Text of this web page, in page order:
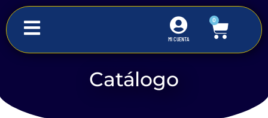
MI CUENTA
0
Iluminación Inteligente Carama
Catálogo